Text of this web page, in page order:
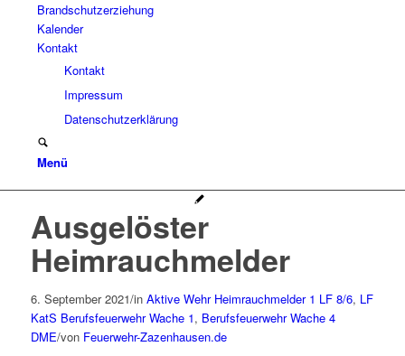
Brandschutzerziehung
Kalender
Kontakt
Kontakt
Impressum
Datenschutzerklärung
Menü
Ausgelöster
Heimrauchmelder
6. September 2021/in Aktive Wehr Heimrauchmelder 1 LF 8/6, LF
KatS Berufsfeuerwehr Wache 1, Berufsfeuerwehr Wache 4
DME/von Feuerwehr-Zazenhausen.de